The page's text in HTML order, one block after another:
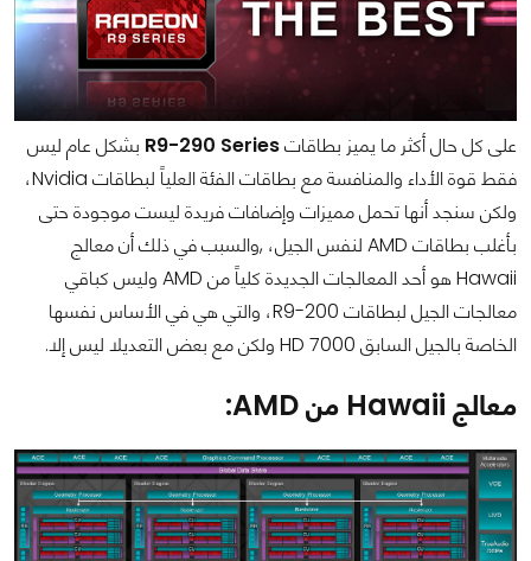
على كل حال أكثر ما يميز بطاقاتR9-290 Series بشكل عام ليس
فقط قوة الأداء والمنافسة مع بطاقات الفئة العلياً لبطاقات Nvidia،
ولكن سنجد أنها تحمل مميزات وإضافات فريدة ليست موجودة حتى
بأغلب بطاقات AMD لنفس الجيل، ,والسبب في ذلك أن معالج
Hawaii هو أحد المعالجات الجديدة كلياً من AMD وليس كباقي
معالجات الجيل لبطاقات R9-200، والتي هي في الأساس نفسها
الخاصة بالجيل السابق HD 7000 ولكن مع بعض التعديلا ليس إلا.
معالج Hawaii من AMD: